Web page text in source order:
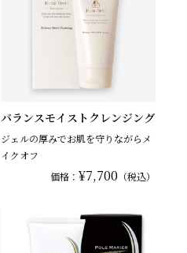
バランスモイストクレンジング
ジェルの厚みでお肌を守りながらメ
イクオフ
価格： ¥7,700 （税込）